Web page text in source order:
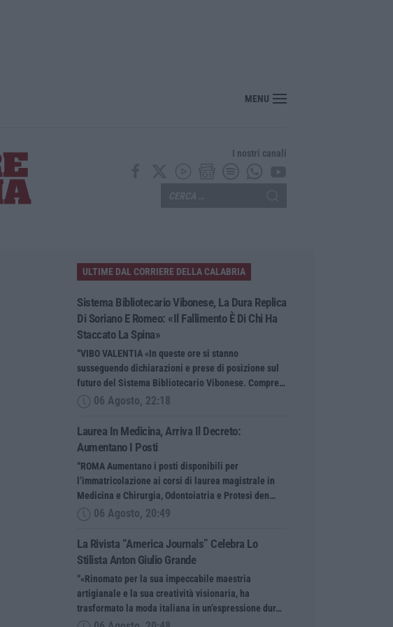
La rivista “America Journals” celebra lo stilista Anton Giulio Grande
MENU
I nostri canali
ULTIME DAL CORRIERE DELLA CALABRIA
Sistema Bibliotecario Vibonese, La Dura Replica
Di Soriano E Romeo: «Il Fallimento È Di Chi Ha
Staccato La Spina»
“VIBO VALENTIA «In queste ore si stanno
susseguendo dichiarazioni e prese di posizione sul
futuro del Sistema Bibliotecario Vibonese. Compre…
06 Agosto, 22:18
Laurea In Medicina, Arriva Il Decreto:
Aumentano I Posti
“ROMA Aumentano i posti disponibili per
l’immatricolazione ai corsi di laurea magistrale in
Medicina e Chirurgia, Odontoiatria e Protesi den…
06 Agosto, 20:49
La Rivista “America Journals” Celebra Lo
Stilista Anton Giulio Grande
“«Rinomato per la sua impeccabile maestria
artigianale e la sua creatività visionaria, ha
trasformato la moda italiana in un’espressione dur…